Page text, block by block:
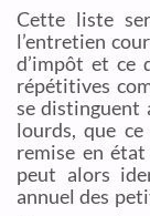
Cette liste
l’entretien
d’impôt et ce
répétitives
se distinguent
lourds, que
remise en
peut alors
annuel des